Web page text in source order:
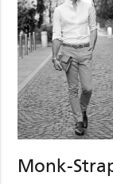
Monk-